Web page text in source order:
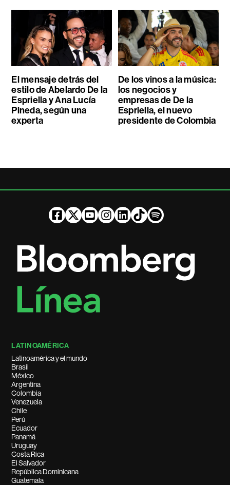
El mensaje detrás del
estilo de Abelardo De la
Espriella y Ana Lucía
Pineda, según una
experta
De los vinos a la música:
los negocios y
empresas de De la
Espriella, el nuevo
presidente de Colombia
LATINOAMÉRICA
Latinoamérica y el mundo
Brasil
México
Argentina
Colombia
Venezuela
Chile
Perú
Ecuador
Panamá
Uruguay
Costa Rica
El Salvador
República Dominicana
Guatemala